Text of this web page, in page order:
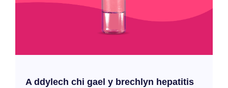
A ddylech chi gael y brechlyn hepatitis